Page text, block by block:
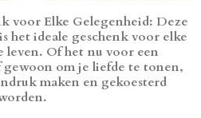
voor Elke Gelegenheid: Deze
het ideale geschenk voor elke
leven. Of het nu voor een
om je liefde te tonen,
maken en gekoesterd